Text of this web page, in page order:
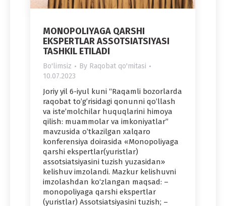
MONOPOLIYAGA QARSHI
EKSPERTLAR ASSOTSIATSIYASI
TASHKIL ETILADI
Bo'limsiz By Raqobat qo'mitasi
10.07.2023
Joriy yil 6-iyul kuni “Raqamli bozorlarda
raqobat to’g’risidagi qonunni qo’llash
va isteʼmolchilar huquqlarini himoya
qilish: muammolar va imkoniyatlar”
mavzusida o’tkazilgan xalqaro
konferensiya doirasida «Monopoliyaga
qarshi ekspertlar(yuristlar)
assotsiatsiyasini tuzish yuzasidan»
kelishuv imzolandi. Mazkur kelishuvni
imzolashdan ko‘zlangan maqsad: –
monopoliyaga qarshi ekspertlar
(yuristlar) Assotsiatsiyasini tuzish; –